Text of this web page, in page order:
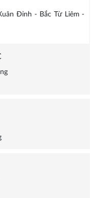
Đỉnh - Bắc Từ Liêm -